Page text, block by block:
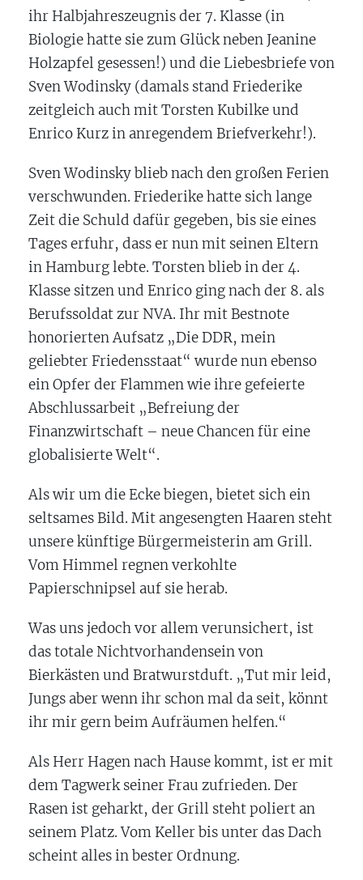
ihr Halbjahreszeugnis der 7. Klasse (in
Biologie hatte sie zum Glück neben Jeanine
Holzapfel gesessen!) und die Liebesbriefe von
Sven Wodinsky (damals stand Friederike
zeitgleich auch mit Torsten Kubilke und
Enrico Kurz in anregendem Briefverkehr!).
Sven Wodinsky blieb nach den großen Ferien
verschwunden. Friederike hatte sich lange
Zeit die Schuld dafür gegeben, bis sie eines
Tages erfuhr, dass er nun mit seinen Eltern
in Hamburg lebte. Torsten blieb in der 4.
Klasse sitzen und Enrico ging nach der 8. als
Berufssoldat zur NVA. Ihr mit Bestnote
honorierten Aufsatz „Die DDR, mein
geliebter Friedensstaat“ wurde nun ebenso
ein Opfer der Flammen wie ihre gefeierte
Abschlussarbeit „Befreiung der
Finanzwirtschaft – neue Chancen für eine
globalisierte Welt“.
Als wir um die Ecke biegen, bietet sich ein
seltsames Bild. Mit angesengten Haaren steht
unsere künftige Bürgermeisterin am Grill.
Vom Himmel regnen verkohlte
Papierschnipsel auf sie herab.
Was uns jedoch vor allem verunsichert, ist
das totale Nichtvorhandensein von
Bierkästen und Bratwurstduft. „Tut mir leid,
Jungs aber wenn ihr schon mal da seit, könnt
ihr mir gern beim Aufräumen helfen.“
Als Herr Hagen nach Hause kommt, ist er mit
dem Tagwerk seiner Frau zufrieden. Der
Rasen ist geharkt, der Grill steht poliert an
seinem Platz. Vom Keller bis unter das Dach
scheint alles in bester Ordnung.